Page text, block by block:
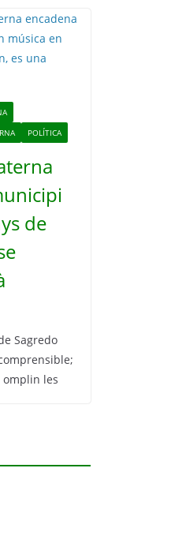
POLÍTICA
de
Sagredo
les